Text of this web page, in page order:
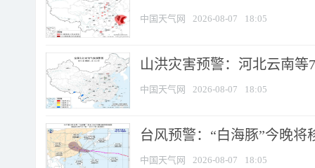
中国天气网 2026-08-07 18:05
山洪灾害预警：河北云南
中国天气网 2026-08-07 18:05
台风预警：“白海豚”今晚将
中国天气网 2026-08-07 18:05